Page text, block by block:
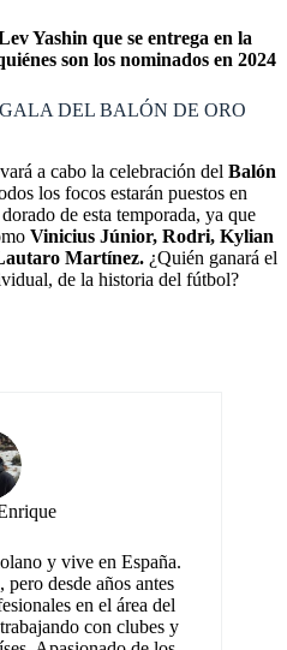
Yashin que se entrega en la
son los nominados en 2024
DEL BALÓN DE ORO
a cabo la celebración del Balón
los focos estarán puestos en
de esta temporada, ya que
Vinicius Júnior, Rodri, Kylian
Martínez. ¿Quién ganará el
de la historia del fútbol?
y vive en España.
desde años antes
en el área del
con clubes y